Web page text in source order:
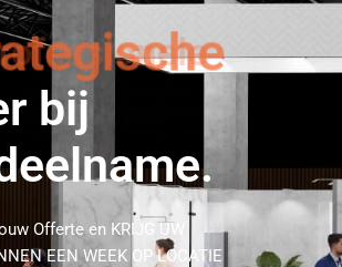
bij
Offerte en KRIJG UW
EEN WEEK OP LOCATIE